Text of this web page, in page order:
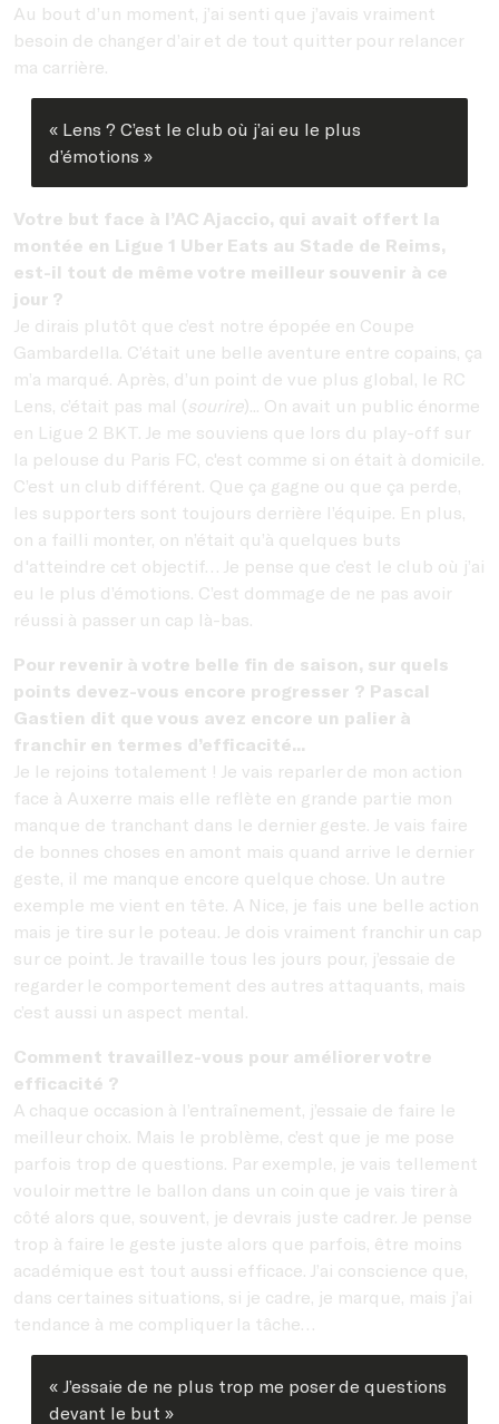
Au bout d’un moment, j’ai senti que j’avais vraiment
besoin de changer d’air et de tout quitter pour relancer
ma carrière.
« Lens ? C’est le club où j’ai eu le plus
d’émotions »
Votre but face à l’AC Ajaccio, qui avait offert la
montée en Ligue 1 Uber Eats au Stade de Reims,
est-il tout de même votre meilleur souvenir à ce
jour ?
Je dirais plutôt que c’est notre épopée en Coupe
Gambardella. C’était une belle aventure entre copains, ça
m’a marqué. Après, d’un point de vue plus global, le RC
Lens, c’était pas mal (sourire)... On avait un public énorme
en Ligue 2 BKT. Je me souviens que lors du play-off sur
la pelouse du Paris FC, c'est comme si on était à domicile.
C’est un club différent. Que ça gagne ou que ça perde,
les supporters sont toujours derrière l’équipe. En plus,
on a failli monter, on n’était qu’à quelques buts
d'atteindre cet objectif… Je pense que c’est le club où j’ai
eu le plus d’émotions. C’est dommage de ne pas avoir
réussi à passer un cap là-bas.
Pour revenir à votre belle fin de saison, sur quels
points devez-vous encore progresser ? Pascal
Gastien dit que vous avez encore un palier à
franchir en termes d’efficacité...
Je le rejoins totalement ! Je vais reparler de mon action
face à Auxerre mais elle reflète en grande partie mon
manque de tranchant dans le dernier geste. Je vais faire
de bonnes choses en amont mais quand arrive le dernier
geste, il me manque encore quelque chose. Un autre
exemple me vient en tête. A Nice, je fais une belle action
mais je tire sur le poteau. Je dois vraiment franchir un cap
sur ce point. Je travaille tous les jours pour, j’essaie de
regarder le comportement des autres attaquants, mais
c’est aussi un aspect mental.
Comment travaillez-vous pour améliorer votre
efficacité ?
A chaque occasion à l’entraînement, j’essaie de faire le
meilleur choix. Mais le problème, c’est que je me pose
parfois trop de questions. Par exemple, je vais tellement
vouloir mettre le ballon dans un coin que je vais tirer à
côté alors que, souvent, je devrais juste cadrer. Je pense
trop à faire le geste juste alors que parfois, être moins
académique est tout aussi efficace. J’ai conscience que,
dans certaines situations, si je cadre, je marque, mais j’ai
tendance à me compliquer la tâche…
« J’essaie de ne plus trop me poser de questions
devant le but »